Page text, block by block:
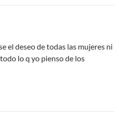
el deseo de todas las mujeres ni
lo q yo pienso de los